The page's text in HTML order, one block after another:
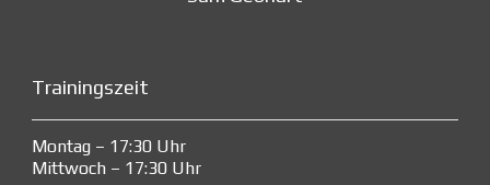
Trainingszeit
Montag – 17:30 Uhr
Mittwoch – 17:30 Uhr